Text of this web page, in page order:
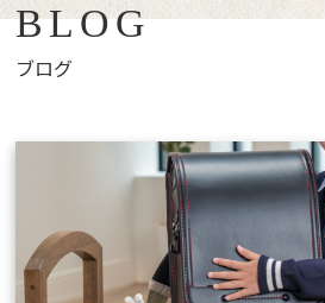
BLOG
ブログ